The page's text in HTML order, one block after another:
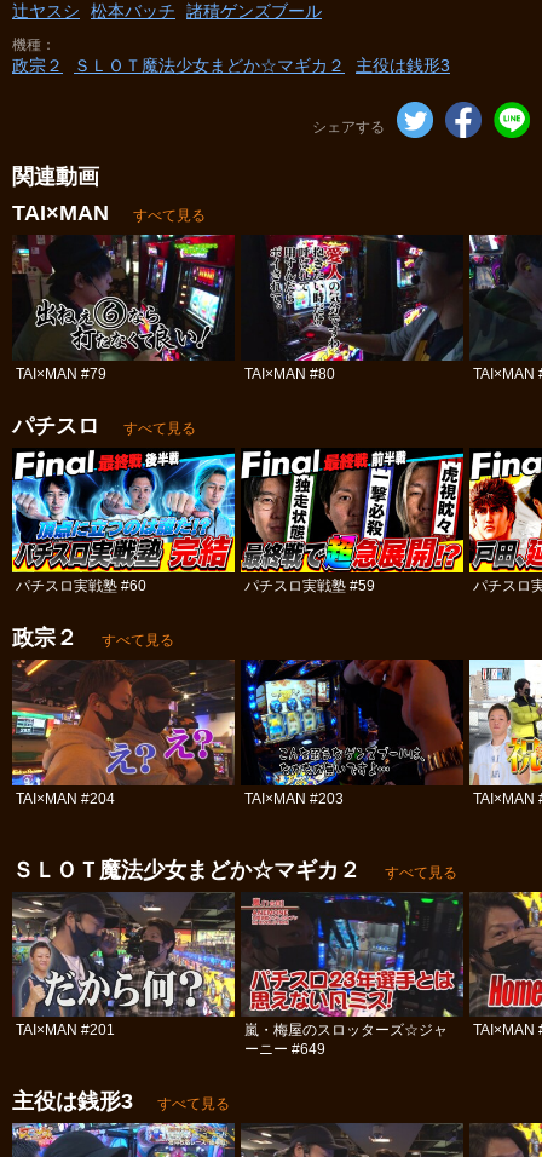
辻ヤスシ 松本バッチ 諸積ゲンズブール
機種
政宗２ ＳＬＯＴ魔法少女まどか☆マギカ２ 主役は銭形3
シェアする
関連動画
TAI×MAN
すべて見る
TAI×MAN #79 TAI×MAN #80 TAI×MAN
パチスロ すべて見る
パチスロ実戦塾 #60 パチスロ実戦塾 #59 パチスロ
政宗２ すべて見る
TAI×MAN #204 TAI×MAN #203 TAI×MAN
ＳＬＯＴ魔法少女まどか☆マギカ２ すべて見る
TAI×MAN #201
嵐・梅屋のスロッターズ☆ジャ
ーニー #649
TAI×MAN
主役は銭形3 すべて見る